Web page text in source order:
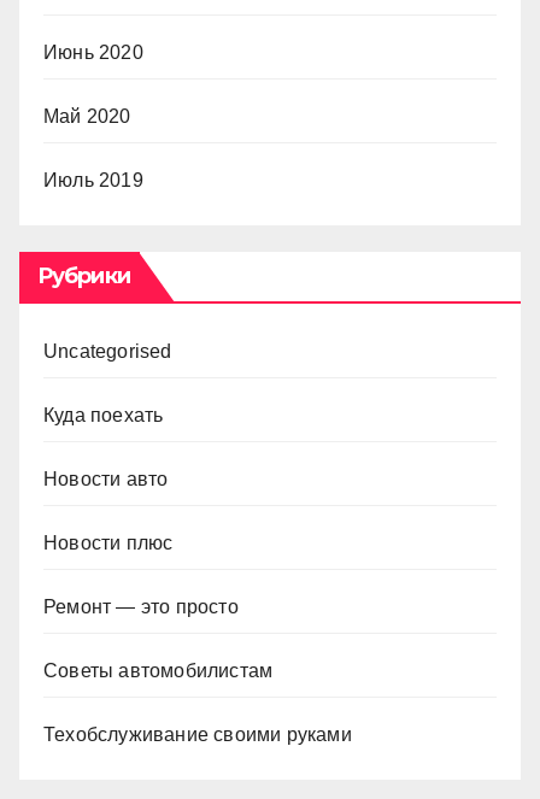
Июнь 2020
Май 2020
Июль 2019
Рубрики
Uncategorised
Куда поехать
Новости авто
Новости плюс
Ремонт — это просто
Советы автомобилистам
Техобслуживание своими руками